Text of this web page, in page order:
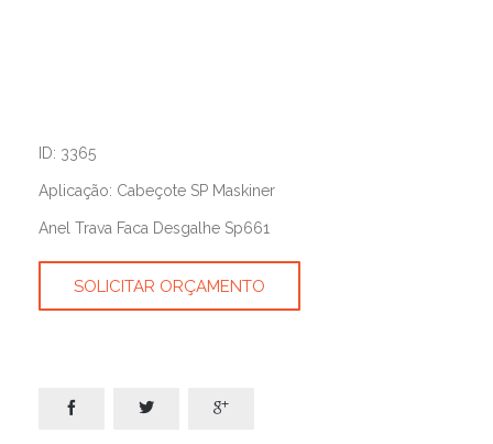
ID: 3365
Aplicação: Cabeçote SP Maskiner
Anel Trava Faca Desgalhe Sp661
SOLICITAR ORÇAMENTO
  